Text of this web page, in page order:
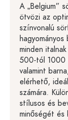
A „Belgium”
ötvözi az
színvonalú
minden
500-tól 1000
valamint
elérhető,
számára.
stílusos és
minőségét és